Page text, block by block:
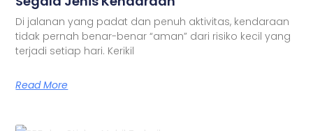
Di jalanan yang padat dan penuh aktivitas, kendaraan
tidak pernah benar-benar “aman” dari risiko kecil yang
terjadi setiap hari. Kerikil
Read More